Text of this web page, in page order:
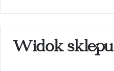
Widok sklepu